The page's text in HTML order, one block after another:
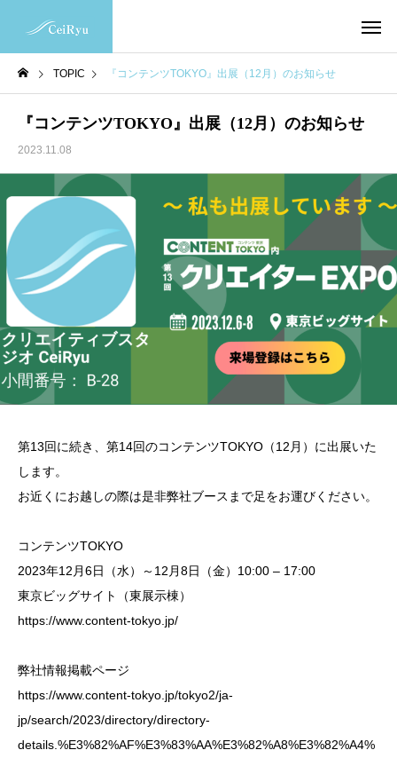
TOPIC 『コンテンツTOKYO』出展（12月）のお知らせ
『コンテンツTOKYO』出展（12月）のお知らせ
2023.11.08
第13回に続き、第14回のコンテンツTOKYO（12月）に出展いた
します。
お近くにお越しの際は是非弊社ブースまで足をお運びください。
コンテンツTOKYO
2023年12月6日（水）～12月8日（金）10:00 – 17:00
東京ビッグサイト（東展示棟）
https://www.content-tokyo.jp/
弊社情報掲載ページ
https://www.content-tokyo.jp/tokyo2/ja-
jp/search/2023/directory/directory-
details.%E3%82%AF%E3%83%AA%E3%82%A8%E3%82%A4%